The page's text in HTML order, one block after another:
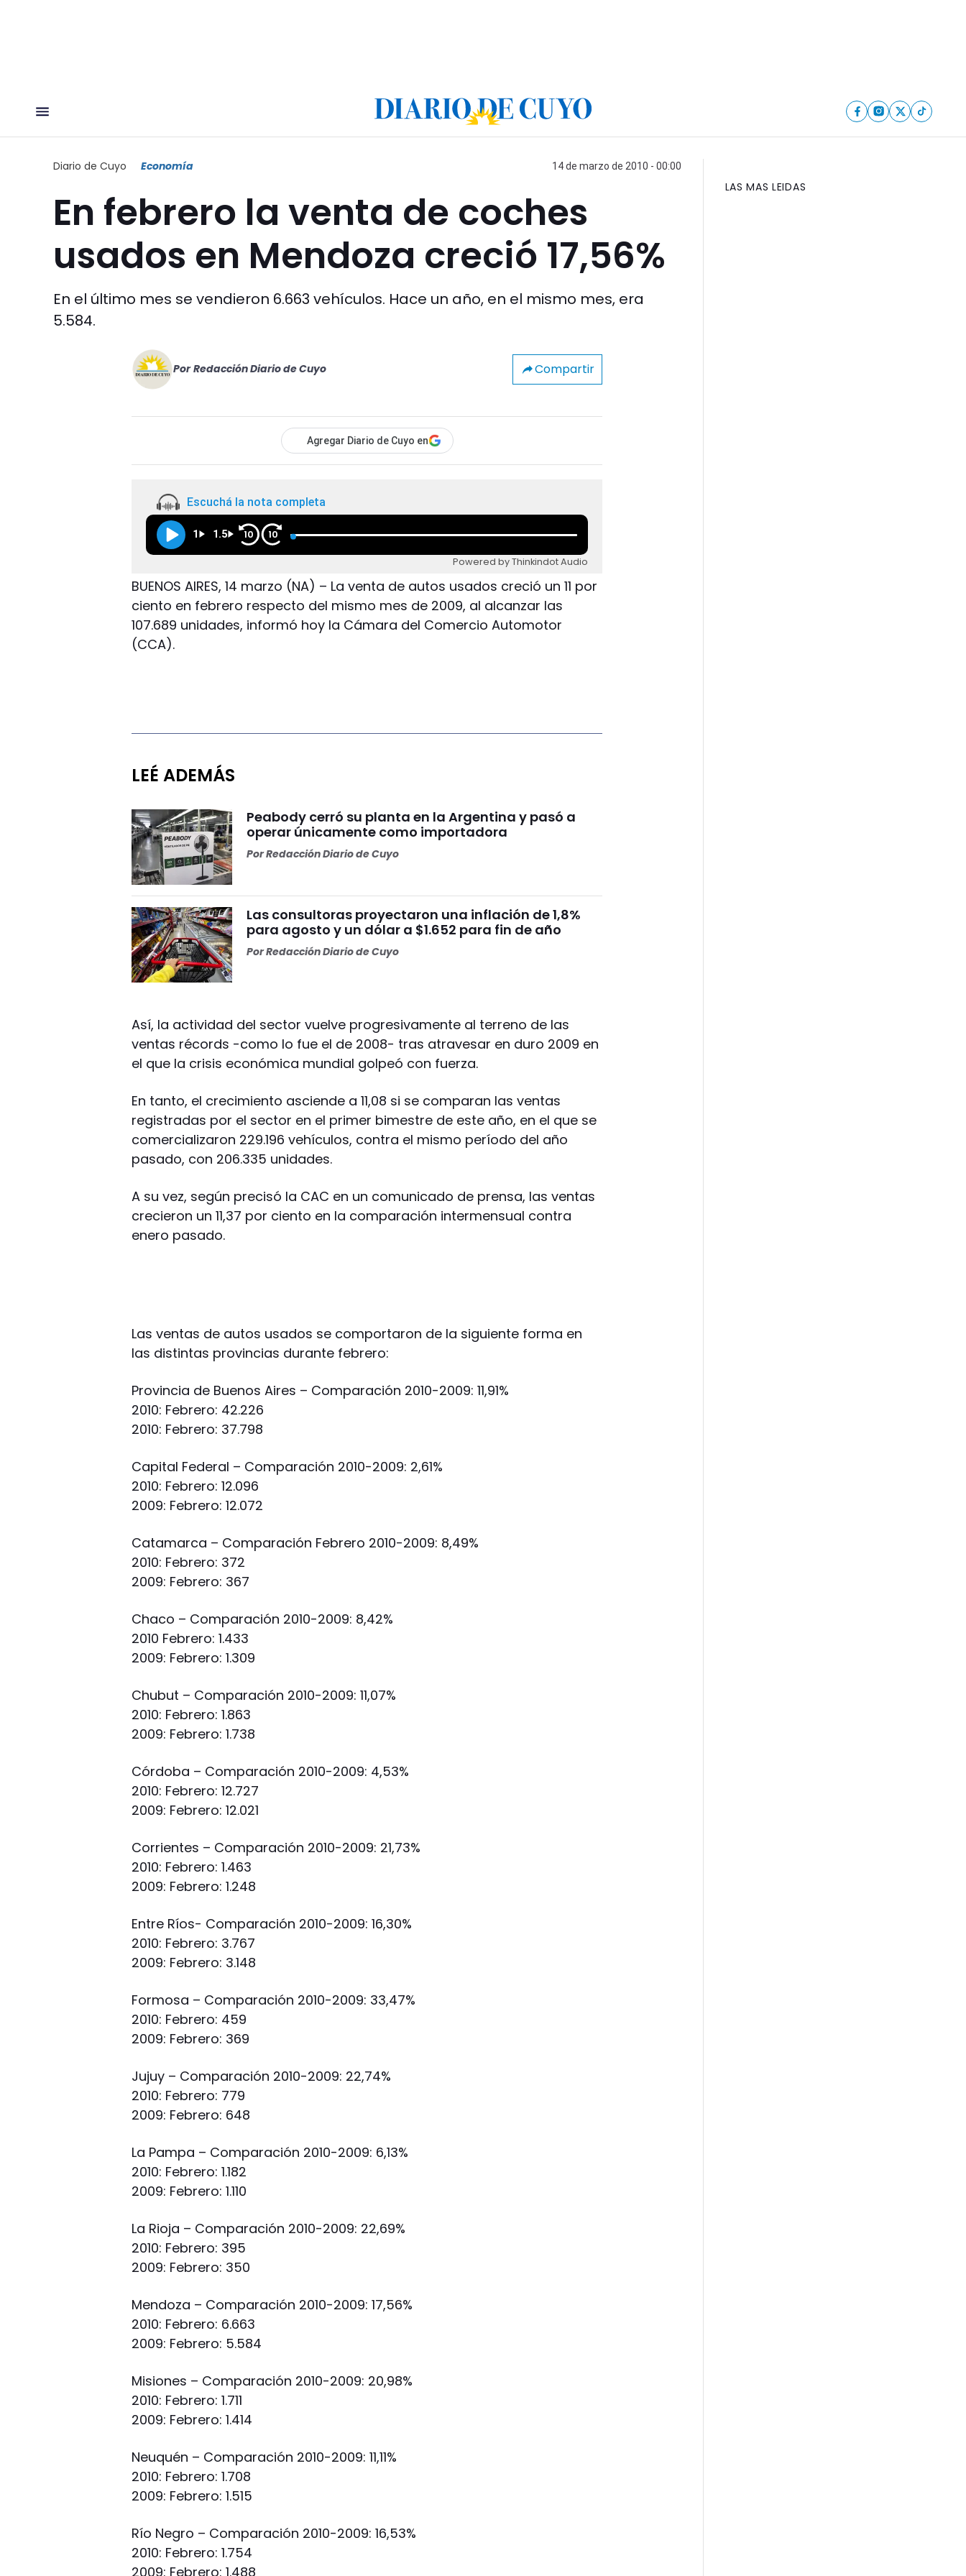
Diario de Cuyo Economía 14 de marzo de 2010 - 00:00
En febrero la venta de coches
usados en Mendoza creció 17,56%
En el último mes se vendieron 6.663 vehículos. Hace un año, en el mismo mes, era
5.584.
Por Redacción Diario de Cuyo Compartir
Agregar Diario de Cuyo en
Escuchá la nota completa
1 1.5 10 10
Powered by Thinkindot Audio
BUENOS AIRES, 14 marzo (NA) – La venta de autos usados creció un 11 por
ciento en febrero respecto del mismo mes de 2009, al alcanzar las
107.689 unidades, informó hoy la Cámara del Comercio Automotor
(CCA).
LEÉ ADEMÁS
Peabody cerró su planta en la Argentina y pasó a
operar únicamente como importadora
PorRedacción Diario de Cuyo
Las consultoras proyectaron una inflación de 1,8%
para agosto y un dólar a $1.652 para fin de año
PorRedacción Diario de Cuyo
Así, la actividad del sector vuelve progresivamente al terreno de las
ventas récords -como lo fue el de 2008- tras atravesar en duro 2009 en
el que la crisis económica mundial golpeó con fuerza.
En tanto, el crecimiento asciende a 11,08 si se comparan las ventas
registradas por el sector en el primer bimestre de este año, en el que se
comercializaron 229.196 vehículos, contra el mismo período del año
pasado, con 206.335 unidades.
A su vez, según precisó la CAC en un comunicado de prensa, las ventas
crecieron un 11,37 por ciento en la comparación intermensual contra
enero pasado.
Las ventas de autos usados se comportaron de la siguiente forma en
las distintas provincias durante febrero:
Provincia de Buenos Aires – Comparación 2010-2009: 11,91%
2010: Febrero: 42.226
2010: Febrero: 37.798
Capital Federal – Comparación 2010-2009: 2,61%
2010: Febrero: 12.096
2009: Febrero: 12.072
Catamarca – Comparación Febrero 2010-2009: 8,49%
2010: Febrero: 372
2009: Febrero: 367
Chaco – Comparación 2010-2009: 8,42%
2010 Febrero: 1.433
2009: Febrero: 1.309
Chubut – Comparación 2010-2009: 11,07%
2010: Febrero: 1.863
2009: Febrero: 1.738
Córdoba – Comparación 2010-2009: 4,53%
2010: Febrero: 12.727
2009: Febrero: 12.021
Corrientes – Comparación 2010-2009: 21,73%
2010: Febrero: 1.463
2009: Febrero: 1.248
Entre Ríos- Comparación 2010-2009: 16,30%
2010: Febrero: 3.767
2009: Febrero: 3.148
Formosa – Comparación 2010-2009: 33,47%
2010: Febrero: 459
2009: Febrero: 369
Jujuy – Comparación 2010-2009: 22,74%
2010: Febrero: 779
2009: Febrero: 648
La Pampa – Comparación 2010-2009: 6,13%
2010: Febrero: 1.182
2009: Febrero: 1.110
La Rioja – Comparación 2010-2009: 22,69%
2010: Febrero: 395
2009: Febrero: 350
Mendoza – Comparación 2010-2009: 17,56%
2010: Febrero: 6.663
2009: Febrero: 5.584
Misiones – Comparación 2010-2009: 20,98%
2010: Febrero: 1.711
2009: Febrero: 1.414
Neuquén – Comparación 2010-2009: 11,11%
2010: Febrero: 1.708
2009: Febrero: 1.515
Río Negro – Comparación 2010-2009: 16,53%
2010: Febrero: 1.754
2009: Febrero: 1.488
LAS MAS LEIDAS